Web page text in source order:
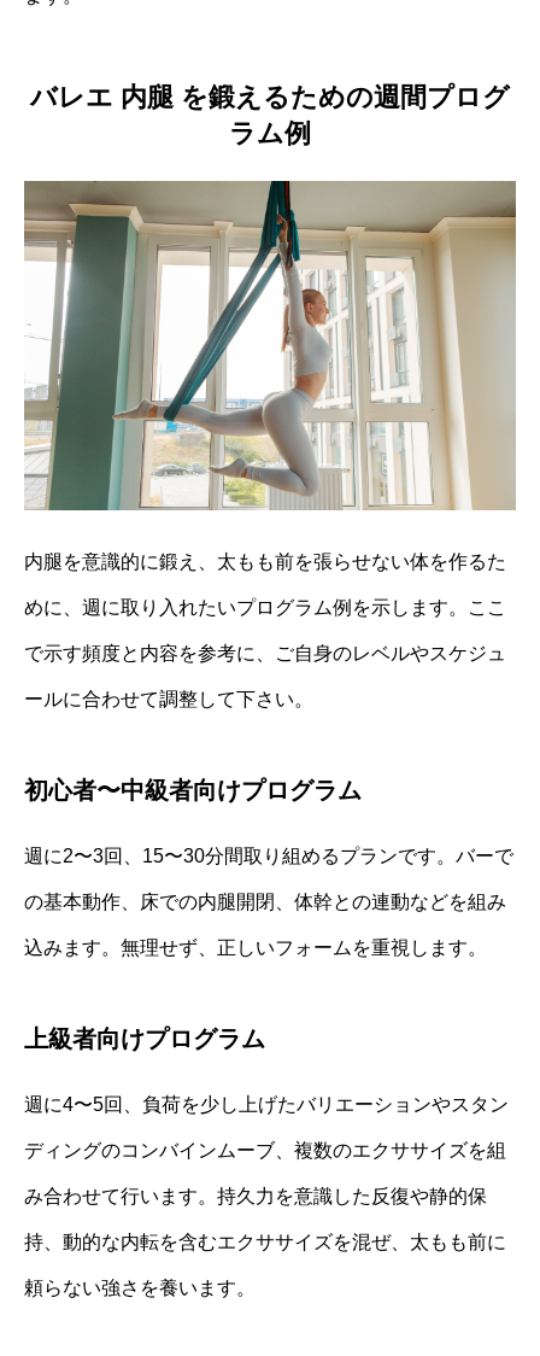
バレエ 内腿 を鍛えるための週間プログ
ラム例
内腿を意識的に鍛え、太もも前を張らせない体を作るた
めに、週に取り入れたいプログラム例を示します。ここ
で示す頻度と内容を参考に、ご自身のレベルやスケジュ
ールに合わせて調整して下さい。
初心者〜中級者向けプログラム
週に2〜3回、15〜30分間取り組めるプランです。バーで
の基本動作、床での内腿開閉、体幹との連動などを組み
込みます。無理せず、正しいフォームを重視します。
上級者向けプログラム
週に4〜5回、負荷を少し上げたバリエーションやスタン
ディングのコンバインムーブ、複数のエクササイズを組
み合わせて行います。持久力を意識した反復や静的保
持、動的な内転を含むエクササイズを混ぜ、太もも前に
頼らない強さを養います。